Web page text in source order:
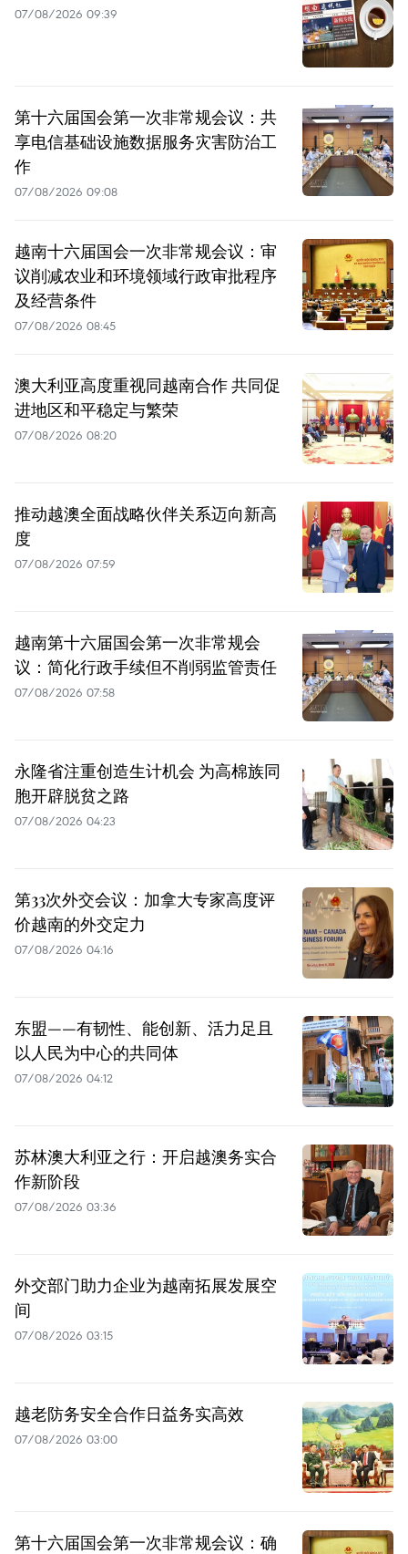
07/08/2026 09:39
第十六届国会第一次非常规会议：共
享电信基础设施数据服务灾害防治工
作
07/08/2026 09:08
越南十六届国会一次非常规会议：审
议削减农业和环境领域行政审批程序
及经营条件
07/08/2026 08:45
澳大利亚高度重视同越南合作 共同促
进地区和平稳定与繁荣
07/08/2026 08:20
推动越澳全面战略伙伴关系迈向新高
度
07/08/2026 07:59
越南第十六届国会第一次非常规会
议：简化行政手续但不削弱监管责任
07/08/2026 07:58
永隆省注重创造生计机会 为高棉族同
胞开辟脱贫之路
07/08/2026 04:23
第33次外交会议：加拿大专家高度评
价越南的外交定力
07/08/2026 04:16
东盟——有韧性、能创新、活力足且
以人民为中心的共同体
07/08/2026 04:12
苏林澳大利亚之行：开启越澳务实合
作新阶段
07/08/2026 03:36
外交部门助力企业为越南拓展发展空
间
07/08/2026 03:15
越老防务安全合作日益务实高效
07/08/2026 03:00
第十六届国会第一次非常规会议：确